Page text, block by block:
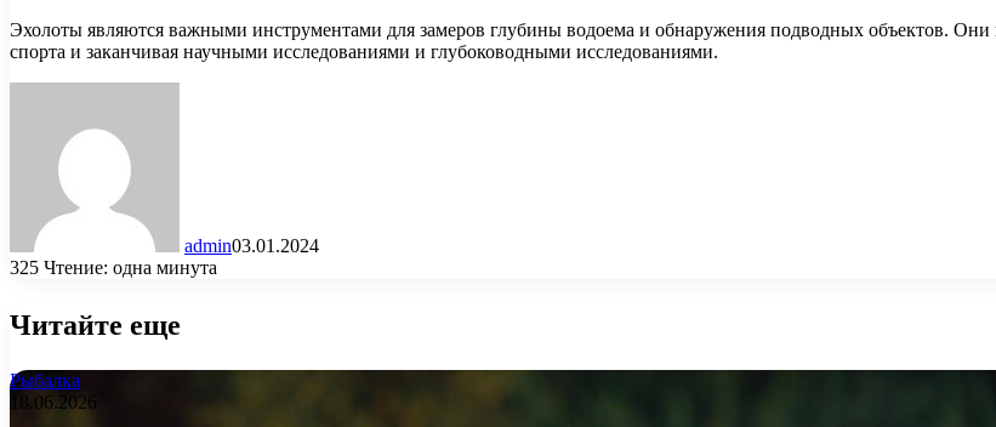
Эхолоты являются важными инструментами для замеров глубины водоема и обнаружения подводных объектов.
спорта и заканчивая научными исследованиями и глубоководными исследованиями.
admin03.01.2024
325 Чтение: одна минута
Читайте еще
Рыбалка
18.06.2026